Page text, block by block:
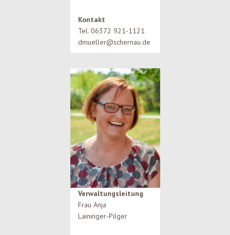
Kontakt
Tel. 06372 921-1121
dmueller@schernau.de
Verwaltungsleitung
Frau Anja
Laininger‑Pilger